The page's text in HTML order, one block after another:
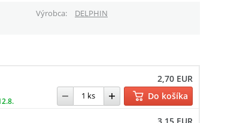
Výrobca
DELPHIN
2,70 EUR
Do košíka
3,15 EUR